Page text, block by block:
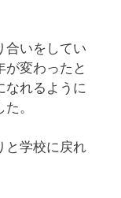
合いをしてい
が変わったと
なれるように
。
と学校に戻れ